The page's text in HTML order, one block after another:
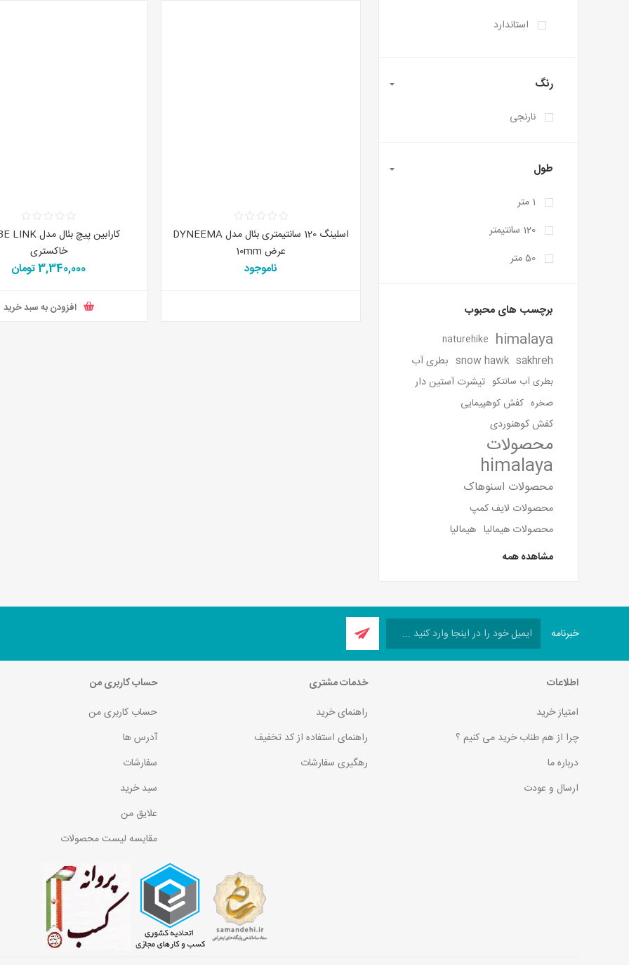
اسلینگ 120 سانتیمتری بئال مدل DYNEEMA
عرض 10mm
ناموجود
خاکستری
3,340,000 تومان
افزودن به سبد خرید
استاندارد
رنگ
نارنجی
طول
1 متر
120 سانتیمتر
50 متر
برچسب های محبوب
himalaya
naturehike
sakhreh
snow hawk بطری آب
بطری آب سانتکو تیشرت آستین دار
صخره کفش کوهپیمایی
کفش کوهنوردی
محصولات
himalaya
محصولات اسنوهاک
محصولات لایف کمپ
محصولات هیمالیا هیمالیا
مشاهده همه
خبرنامه
اطلاعات
امتیاز خرید
چرا از هم طناب خرید می کنیم ؟
درباره ما
ارسال و عودت
خدمات مشتری
راهنمای خرید
راهنمای استفاده از کد تخفیف
رهگیری سفارشات
حساب کاربری من
حساب کاربری من
آدرس ها
سفارشات
سبد خرید
علایق من
مقایسه لیست محصولات